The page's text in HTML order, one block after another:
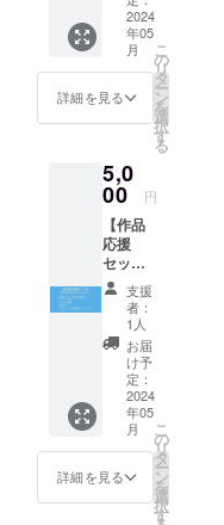
影終了
後、監
督＆
キャス
トから
のお礼
の動画
ルアド
レス宛
にお送
りいた
しま
す。 〜
お礼の
動画に
つい
て〜 ・
収録時
間：約1
分 ・提
供方
法：視
聴用の
URLを
IREメッ
2024
年05
月
詳細を見る
こ
の
リ
タ
ー
ン
を
選
択
す
る
5,0
00 円
【作品
応援
セッ
ト】 映
画を別
目線か
ら見る
ことが
出来ま
す！
【内
容】 ☆
監督＆
キャス
トから
のお礼
支援
者：
1人
お届
け予
定：
2024
年05
月
詳細を見る
こ
の
リ
タ
ー
ン
を
選
択
す